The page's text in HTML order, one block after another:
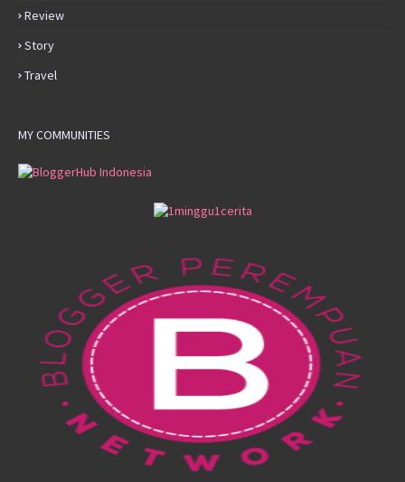
Review
Story
Travel
MY COMMUNITIES